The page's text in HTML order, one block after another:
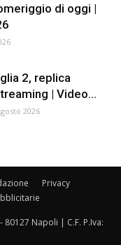
di oggi |
2, replica
| Video...
2026
Privacy
Napoli | C.F. P.Iva: